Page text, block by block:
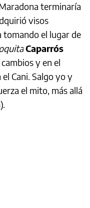
terminaría
visos
tomando el lugar de
Caparrós
y en el
Cani. Salgo yo y
el mito, más allá